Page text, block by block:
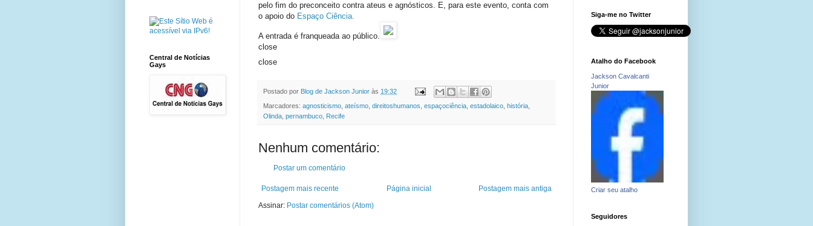
pelo fim do preconceito contra ateus e agnósticos. E, para este evento, conta com
o apoio do Espaço Ciência.
A entrada é franqueada ao público.
close
close
Postado por Blog de Jackson Junior às 19:32
Marcadores: agnosticismo ateísmo direitoshumanos espaçociência estadolaico história
Olinda pernambuco Recife
Nenhum comentário:
Postar um comentário
Postagem mais recente Postagem mais antiga
Página inicial
Assinar: Postar comentários (Atom)
Central de Notícias
Gays
Siga-me no Twitter
Atalho do Facebook
Jackson Cavalcanti
Junior
Criar seu atalho
Seguidores